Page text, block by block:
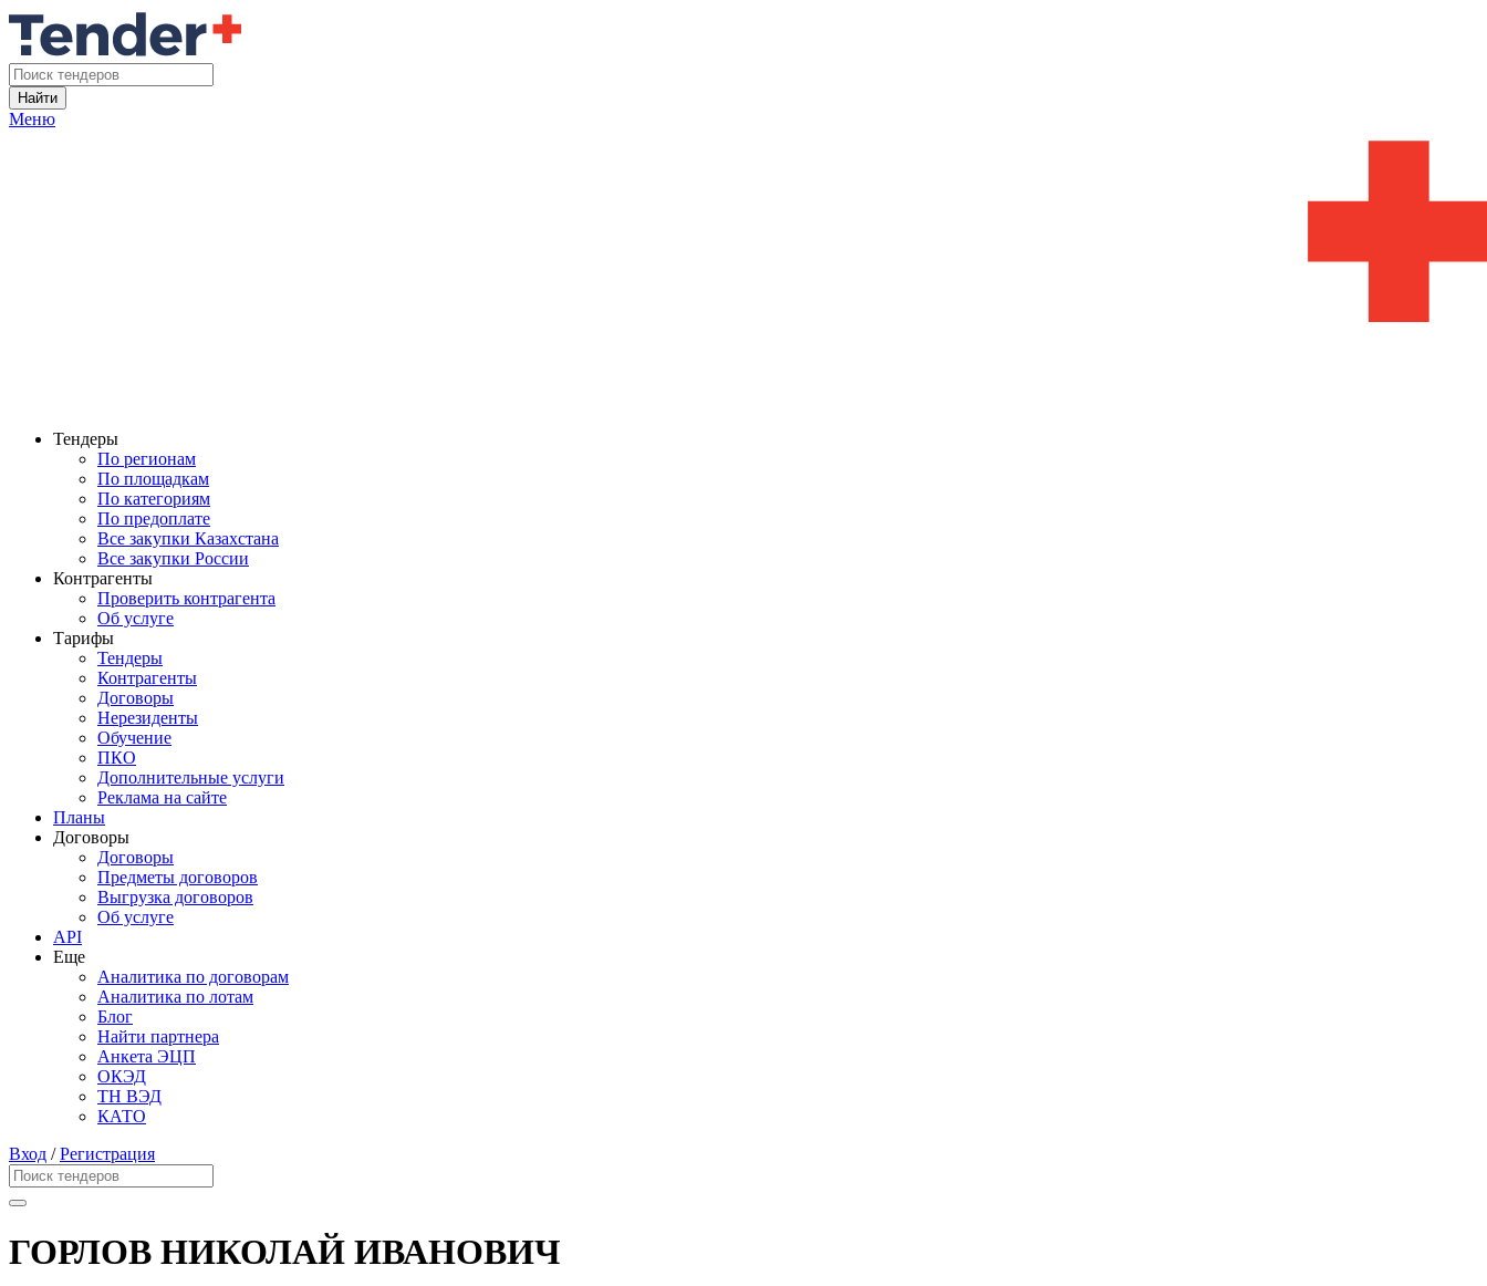
Найти
Меню
Тендеры
По регионам
По площадкам
По категориям
По предоплате
Все закупки Казахстана
Все закупки России
Контрагенты
Проверить контрагента
Об услуге
Тарифы
Тендеры
Контрагенты
Договоры
Нерезиденты
Обучение
ПКО
Дополнительные услуги
Реклама на сайте
Планы
Договоры
Договоры
Предметы договоров
Выгрузка договоров
Об услуге
API
Еще
Аналитика по договорам
Аналитика по лотам
Блог
Найти партнера
Анкета ЭЦП
ОКЭД
ТН ВЭД
КАТО
Вход /Регистрация
ГОРЛОВ НИКОЛАЙ ИВАНОВИЧ